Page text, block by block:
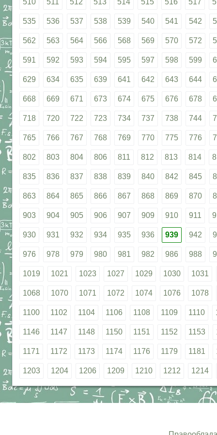
510 511 512 513 514 515 516 517
535 536 537 538 539 540 541 542
562 563 564 566 568 569 570 572
591 592 593 594 595 597 598 599
629 634 635 639 641 642 643 644
668 669 671 673 674 675 676 678
718 720 722 723 734 737 738 744
765 766 767 768 769 770 775 776
802 803 804 806 811 812 813 814
835 836 837 838 839 840 842 845
863 864 865 866 867 868 869 870
903 904 905 906 907 909 910 911
930 931 932 934 935 936 939 942
976 978 979 980 981 982 986 988
1019 1021 1023 1027 1029 1030 1031
1068 1070 1071 1072 1074 1076 1078
1100 1102 1104 1106 1108 1109 1110
1146 1147 1148 1150 1151 1152 1153
1171 1172 1173 1174 1176 1179 1181
1203 1204 1206 1209 1210 1212 1214